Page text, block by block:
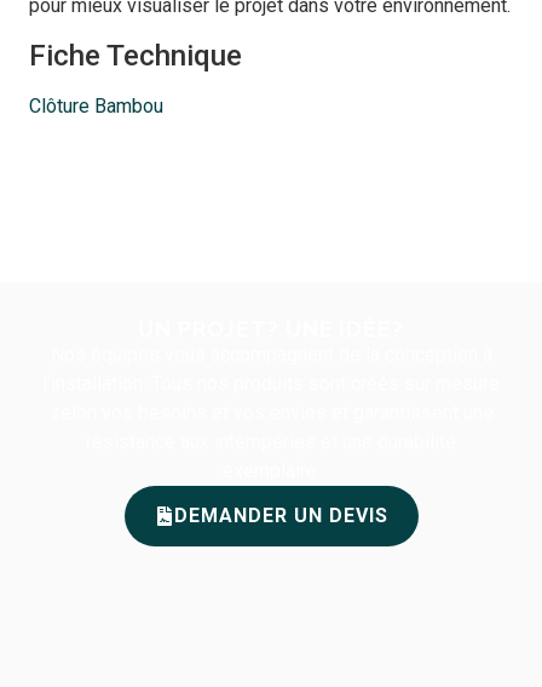
pour mieux visualiser le projet dans votre environnement.
Fiche Technique
Clôture Bambou
DEMANDER UN DEVIS